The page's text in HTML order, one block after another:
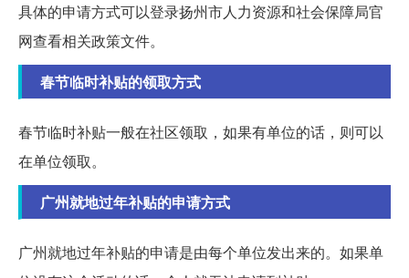
具体的申请方式可以登录扬州市人力资源和社会保障局官
网查看相关政策文件。
春节临时补贴的领取方式
春节临时补贴一般在社区领取，如果有单位的话，则可以
在单位领取。
广州就地过年补贴的申请方式
广州就地过年补贴的申请是由每个单位发出来的。如果单